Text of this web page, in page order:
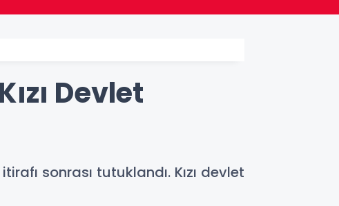
Devlet
sonrası tutuklandı. Kızı devlet